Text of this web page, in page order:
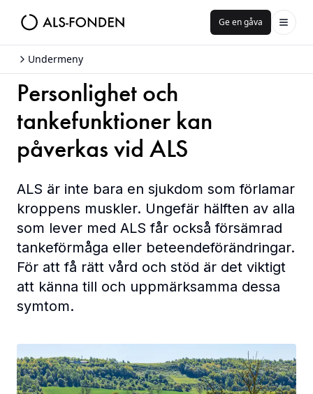
Ge en gåva
Undermeny
Personlighet och
tankefunktioner kan
påverkas vid ALS
ALS är inte bara en sjukdom som förlamar
kroppens muskler. Ungefär hälften av alla
som lever med ALS får också försämrad
tankeförmåga eller beteendeförändringar.
För att få rätt vård och stöd är det viktigt
att känna till och uppmärksamma dessa
symtom.